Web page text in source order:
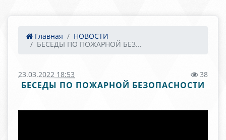
Главная
НОВОСТИ
БЕСЕДЫ ПО ПОЖАРНОЙ БЕЗ...
23.03.2022 18:53 38
БЕСЕДЫ ПО ПОЖАРНОЙ БЕЗОПАСНОСТИ